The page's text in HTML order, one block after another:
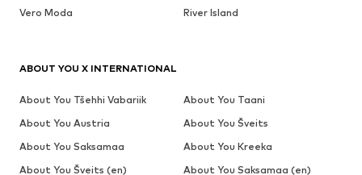
Vero Moda
River Island
ABOUT YOU X INTERNATIONAL
About You Tšehhi Vabariik
About You Taani
About You Austria
About You Šveits
About You Saksamaa
About You Kreeka
About You Šveits (en)
About You Saksamaa (en)